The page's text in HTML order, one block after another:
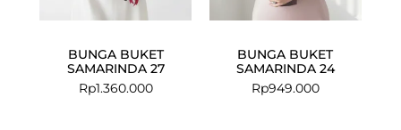
BUNGA BUKET
SAMARINDA 27
Rp1.360.000
BUNGA BUKET
SAMARINDA 24
Rp949.000